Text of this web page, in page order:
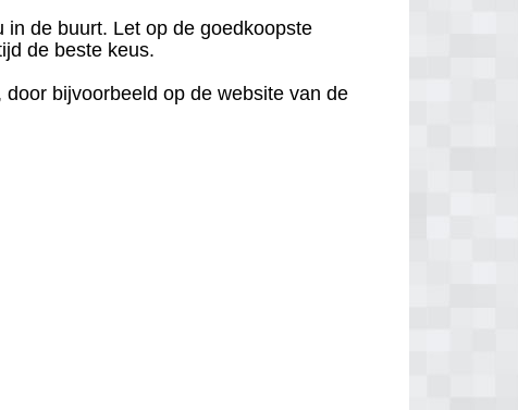
de buurt. Let op de goedkoopste
de beste keus.
bijvoorbeeld op de website van de